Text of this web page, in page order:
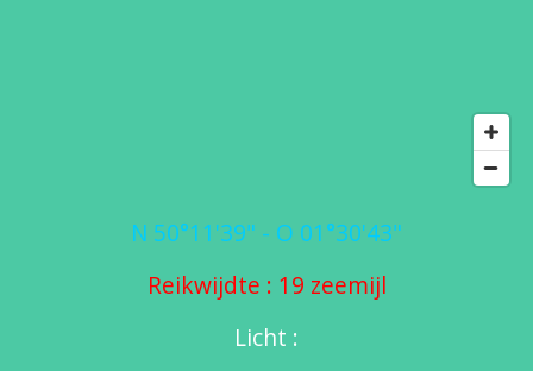
N 50°11'39" - O 01°30'43"
Reikwijdte : 19 zeemijl
Licht :